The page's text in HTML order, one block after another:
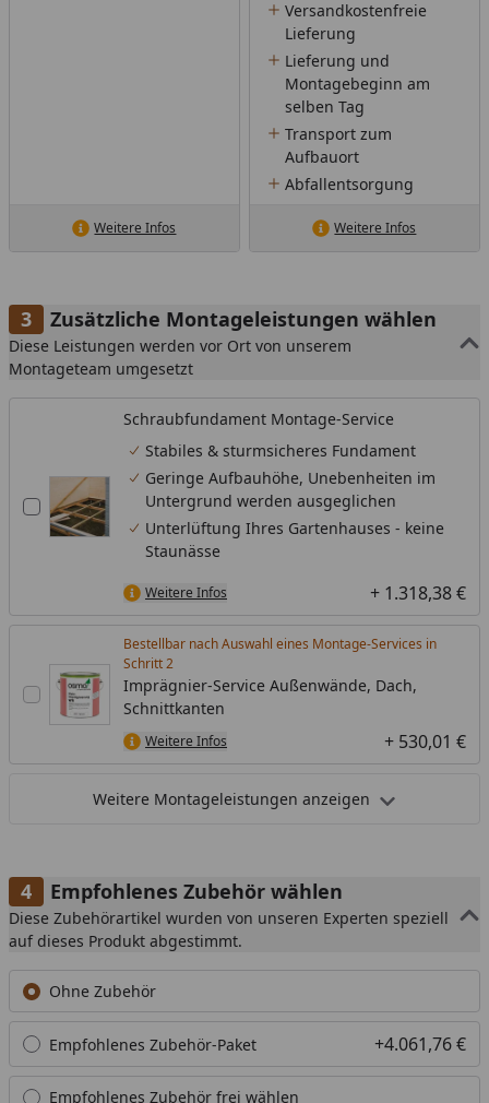
Weitere Infos
Versandkostenfreie
Lieferung
Lieferung und
Montagebeginn am
selben Tag
Transport zum
Aufbauort
Abfallentsorgung
Weitere Infos
Zusätzliche Montageleistungen wählen
Diese Leistungen werden vor Ort von unserem
Montageteam umgesetzt
Schraubfundament Montage-Service
Stabiles & sturmsicheres Fundament
Geringe Aufbauhöhe, Unebenheiten im
Untergrund werden ausgeglichen
Unterlüftung Ihres Gartenhauses - keine
Staunässe
Weitere Infos + 1.318,38 €
Bestellbar nach Auswahl eines Montage-Services in
Schritt
Imprägnier-Service Außenwände, Dach,
Schnittkanten
Weitere Infos + 530,01 €
Weitere Montageleistungen anzeigen
Empfohlenes Zubehör wählen
Diese Zubehörartikel wurden von unseren Experten speziell
auf dieses Produkt abgestimmt.
Ohne Zubehör
Empfohlenes Zubehör-Paket +4.061,76 €
Empfohlenes Zubehör frei wählen